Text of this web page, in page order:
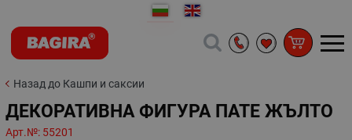
Назад до Кашпи и саксии
ДЕКОРАТИВНА ФИГУРА ПАТЕ ЖЪЛТО
Арт.№: 55201